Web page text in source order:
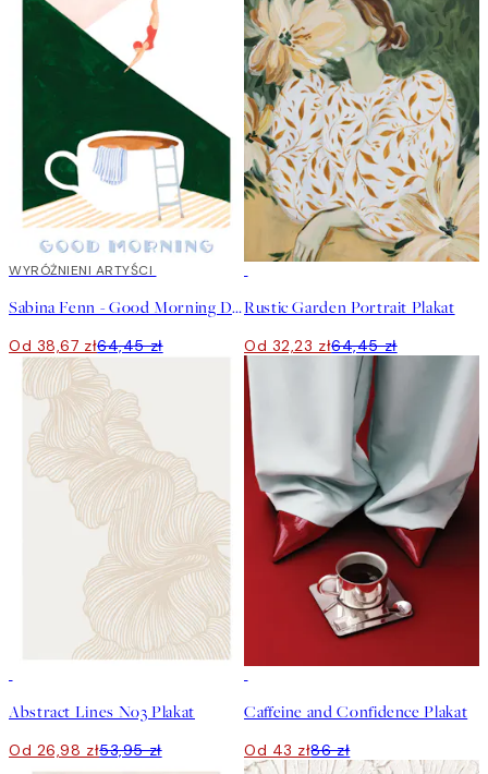
40%*
WYRÓŻNIENI ARTYŚCI
Sabina Fenn - Good Morning Dive Plakat
Od 38,67 zł64,45 zł
Rustic Garden Portrait Plakat
Od 32,23 zł64,45 zł
Abstract Lines No3 Plakat
Od 26,98 zł53,95 zł
Caffeine and Confidence Plakat
Od 43 zł86 zł